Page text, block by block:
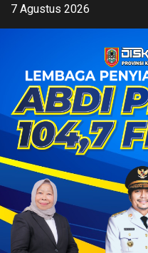
Skip7 Agustus 2026